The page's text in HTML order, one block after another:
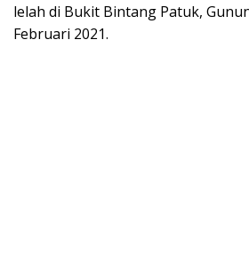
lelah di Bukit Bintang Patuk,
Februari 2021.